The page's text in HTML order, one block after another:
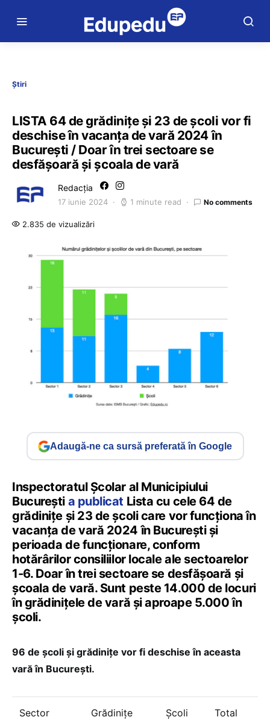
Știri
LISTA 64 de grădinițe și 23 de școli vor fi
deschise în vacanța de vară 2024 în
București / Doar în trei sectoare se
desfășoară și școala de vară
Redacția
17 iunie 2024 1 minute read No comments
2.835 de vizualizări
Adaugă-ne ca sursă preferată în Google
Inspectoratul Școlar al Municipiului
București a publicat Lista cu cele 64 de
grădinițe și 23 de școli care vor funcționa în
vacanța de vară 2024 în București și
perioada de funcționare, conform
hotărârilor consiliilor locale ale sectoarelor
1-6. Doar în trei sectoare se desfășoară și
școala de vară. Sunt peste 14.000 de locuri
în grădinițele de vară și aproape 5.000 în
școli.
96 de școli și grădinițe vor fi deschise în aceasta
vară în București.
Sector Grădinițe Şcoli Total